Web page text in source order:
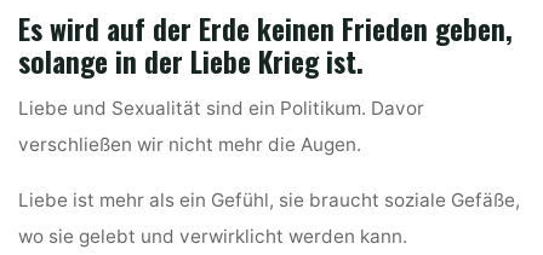
Es wird auf der Erde keinen Frieden geben,
solange in der Liebe Krieg ist.
Liebe und Sexualität sind ein Politikum. Davor
verschließen wir nicht mehr die Augen.
Liebe ist mehr als ein Gefühl, sie braucht soziale Gefäße,
wo sie gelebt und verwirklicht werden kann.